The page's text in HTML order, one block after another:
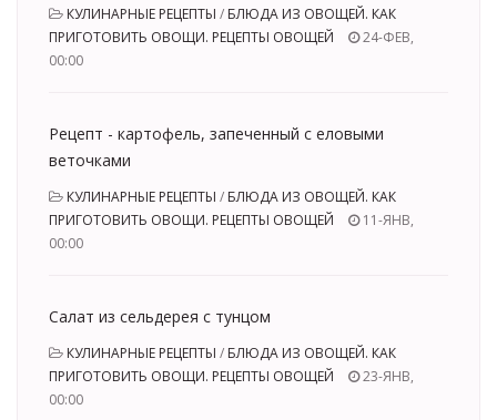
КУЛИНАРНЫЕ РЕЦЕПТЫ / БЛЮДА ИЗ ОВОЩЕЙ. КАК
ПРИГОТОВИТЬ ОВОЩИ. РЕЦЕПТЫ ОВОЩЕЙ
24-ФЕВ,
00:00
Рецепт - картофель, запеченный с еловыми
веточками
КУЛИНАРНЫЕ РЕЦЕПТЫ / БЛЮДА ИЗ ОВОЩЕЙ. КАК
ПРИГОТОВИТЬ ОВОЩИ. РЕЦЕПТЫ ОВОЩЕЙ
11-ЯНВ,
00:00
Салат из сельдерея с тунцом
КУЛИНАРНЫЕ РЕЦЕПТЫ / БЛЮДА ИЗ ОВОЩЕЙ. КАК
ПРИГОТОВИТЬ ОВОЩИ. РЕЦЕПТЫ ОВОЩЕЙ
23-ЯНВ,
00:00